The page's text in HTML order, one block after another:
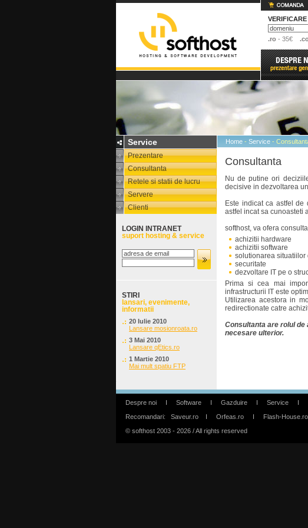
VERIFICARE
.ro - 35€
Service
Prezentare
Consultanta
Retele si statii de lucru
Servere
Clienti
LOGIN INTRANET
suport hosting & service
STIRI
lansari, evenimente,
informatii
20 Iulie 2010
Lansare mosionroata.ro
3 Mai 2010
Lansare qEtics.ro
1 Martie 2010
Mai mult spatiu FTP
Home - Service -
Consultanta
Nu de putine ori
decisive in dezvoltarea
Este indicat ca astfel
astfel incat sa cunoasteti
softhost, va ofera
achizitii hardware
achizitii software
solutionarea situatiilor
securitate
dezvoltare IT pe o
Prima si cea mai
infrastructurii IT este
Utilizarea acestora in
redirectionate catre
Consultanta are rolul
necesare ulterior.
Despre noi I Software I Gazduire I Service I
Recomandari: Saveur.ro I Orfeas.ro I Flash-House.ro
© softhost 2003 - 2026 / All rights reserved